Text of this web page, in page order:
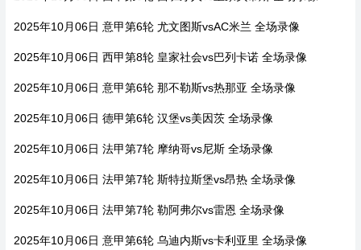
2025年10月06日 意甲第6轮 尤文图斯vsAC米兰 全场录像
2025年10月06日 西甲第8轮 皇家社会vs巴列卡诺 全场录像
2025年10月06日 意甲第6轮 那不勒斯vs热那亚 全场录像
2025年10月06日 德甲第6轮 汉堡vs美因茨 全场录像
2025年10月06日 法甲第7轮 摩纳哥vs尼斯 全场录像
2025年10月06日 法甲第7轮 斯特拉斯堡vs昂热 全场录像
2025年10月06日 法甲第7轮 勒阿弗尔vs雷恩 全场录像
2025年10月06日 意甲第6轮 乌迪内斯vs卡利亚里 全场录像